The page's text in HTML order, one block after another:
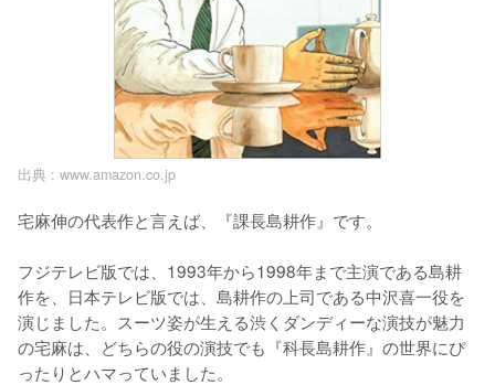
出典 : www.amazon.co.jp
宅麻伸の代表作と言えば、『課長島耕作』です。
フジテレビ版では、1993年から1998年まで主演である島耕
作を、日本テレビ版では、島耕作の上司である中沢喜一役を
演じました。スーツ姿が生える渋くダンディーな演技が魅力
の宅麻は、どちらの役の演技でも『科長島耕作』の世界にぴ
ったりとハマっていました。